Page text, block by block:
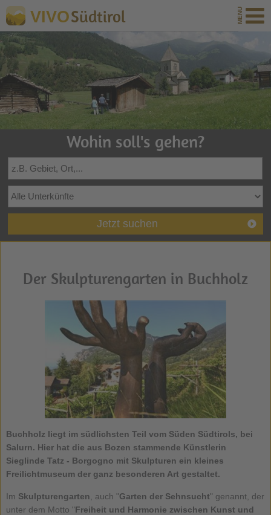
VIVOSüdtirol
Wohin soll's gehen?
Jetzt suchen
Der Skulpturengarten in Buchholz
Buchholz liegt im südlichsten Teil vom Süden Südtirols, bei
Salurn. Hier hat die aus Bozen stammende Künstlerin
Sieglinde Tatz - Borgogno mit Skulpturen ein kleines
Freilichtmuseum der ganz besonderen Art gestaltet.
Im Skulpturengarten , auch "Garten der Sehnsucht" genannt, der
unter dem Motto "Freiheit und Harmonie zwischen Kunst und